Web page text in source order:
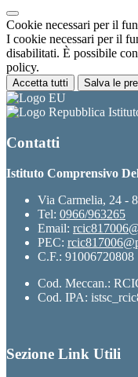
Cookie necessari per il
I cookie necessari per il
disabilitati. È possibile
policy.
Accetta tutti Salva le
Contatti
Istituto Comprensivo
Via Carmelia, 24 -
Tel: 0966/963265
Email:
PEC:
C.F.: 91006720808
Cod. Meccan.:
Cod. IPA:
Sezione Link Utili